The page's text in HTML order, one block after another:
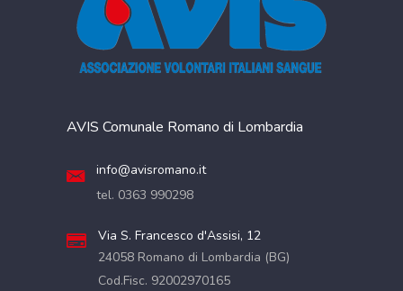
AVIS Comunale Romano di Lombardia
info@avisromano.it
tel. 0363 990298
Via S. Francesco d'Assisi, 12
24058 Romano di Lombardia (BG)
Cod.Fisc. 92002970165